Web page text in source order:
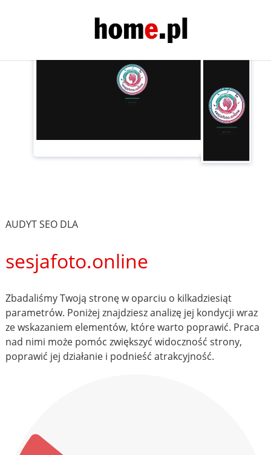
AUDYT SEO DLA
sesjafoto.online
Zbadaliśmy Twoją stronę w oparciu o kilkadziesiąt
parametrów. Poniżej znajdziesz analizę jej kondycji wraz
ze wskazaniem elementów, które warto poprawić. Praca
nad nimi może pomóc zwiększyć widoczność strony,
poprawić jej działanie i podnieść atrakcyjność.